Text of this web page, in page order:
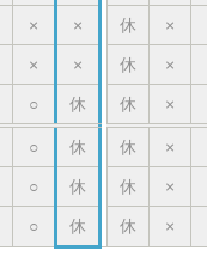
× × 休 ×
× × 休 ×
○ 休 休 ×
○ 休 休 ×
○ 休 休 ×
○ 休 休 ×